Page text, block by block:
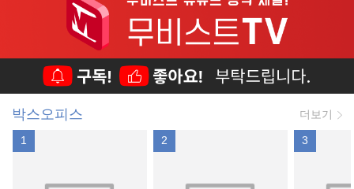
박스오피스 더보기
1 2 3